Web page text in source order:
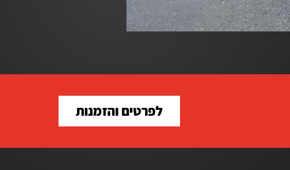
לפרטים והזמנות